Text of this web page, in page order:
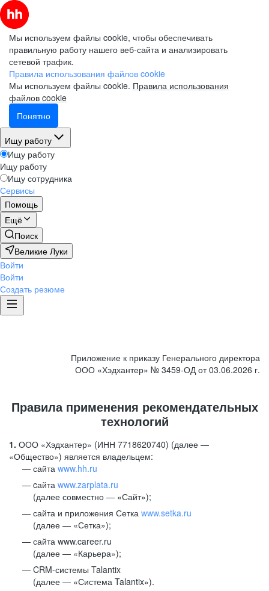
Мы используем файлы cookie, чтобы обеспечивать
правильную работу нашего веб-сайта и анализировать
сетевой трафик.
Правила использования файлов cookie
Мы используем файлы cookie. Правила использования
файлов cookie
Понятно
Ищу работу
Ищу работу
Ищу работу
Ищу сотрудника
Сервисы
Помощь
Ещё
Поиск
Великие Луки
Войти
Войти
Создать резюме
Приложение к приказу Генерального директора
ООО «Хэдхантер» № 3459-ОД от 03.06.2026 г.
Правила применения рекомендательных
технологий
1. ООО «Хэдхантер» (ИНН 7718620740) (далее —
«Общество») является владельцем:
сайта www.hh.ru
cайта www.zarplata.ru
(далее совместно — «Сайт»);
сайта и приложения Сетка www.setka.ru
(далее — «Сетка»);
сайта www.career.ru
(далее — «Карьера»);
CRM-системы Talantix
(далее — «Система Talantix»).